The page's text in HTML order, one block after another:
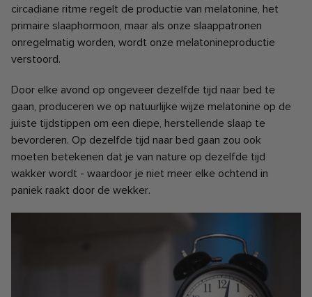
circadiane ritme regelt de productie van melatonine, het
primaire slaaphormoon, maar als onze slaappatronen
onregelmatig worden, wordt onze melatonineproductie
verstoord.
Door elke avond op ongeveer dezelfde tijd naar bed te
gaan, produceren we op natuurlijke wijze melatonine op de
juiste tijdstippen om een diepe, herstellende slaap te
bevorderen. Op dezelfde tijd naar bed gaan zou ook
moeten betekenen dat je van nature op dezelfde tijd
wakker wordt - waardoor je niet meer elke ochtend in
paniek raakt door de wekker.